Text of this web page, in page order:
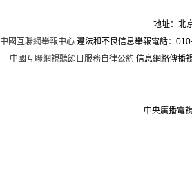
地址：北
中國互聯網舉報中心違法和不良信息舉報電話：
中國互聯網視聽節目服務自律公約 信息網絡傳播
中央廣播電